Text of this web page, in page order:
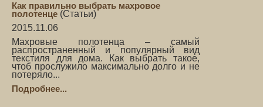
Как правильно выбрать махровое
полотенце (Статьи)
2015.11.06
Махровые полотенца – самый
распространенный и популярный вид
текстиля для дома. Как выбрать такое,
чтоб прослужило максимально долго и не
потеряло...
Подробнее...